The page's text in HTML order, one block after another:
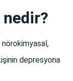
depresyona